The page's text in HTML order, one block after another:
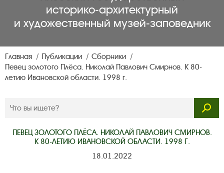
историко‑архитектурный
и художественный музей‑заповедник
Главная Публикации
Сборники
Певец золотого Плёса. Николай Павлович Смирнов. К 80-
летию Ивановской области. 1998 г.
ПЕВЕЦ ЗОЛОТОГО ПЛЁСА. НИКОЛАЙ ПАВЛОВИЧ СМИРНОВ.
К 80-ЛЕТИЮ ИВАНОВСКОЙ ОБЛАСТИ. 1998 Г.
18.01.2022